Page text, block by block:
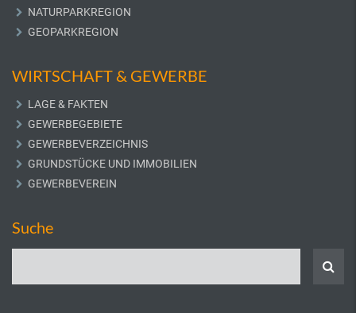
NATURPARKREGION
GEOPARKREGION
WIRTSCHAFT & GEWERBE
LAGE & FAKTEN
GEWERBEGEBIETE
GEWERBEVERZEICHNIS
GRUNDSTÜCKE UND IMMOBILIEN
GEWERBEVEREIN
Suche